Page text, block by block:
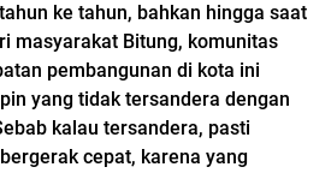
ke tahun, bahkan hingga saat
masyarakat Bitung, komunitas
pembangunan di kota ini
yang tidak tersandera dengan
kalau tersandera, pasti
cepat, karena yang